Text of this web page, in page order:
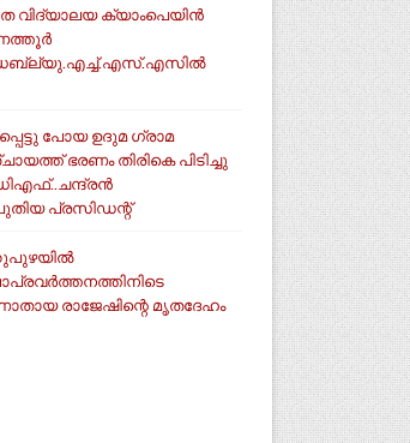
വിദ്യാലയ ക്യാംപെയിൻ
പോയ ഉദുമ ഗ്രാമ
ഭരണം തിരികെ പിടിച്ചു
പ്രസിഡന്റ്
രാജേഷിന്റെ മൃതദേഹം